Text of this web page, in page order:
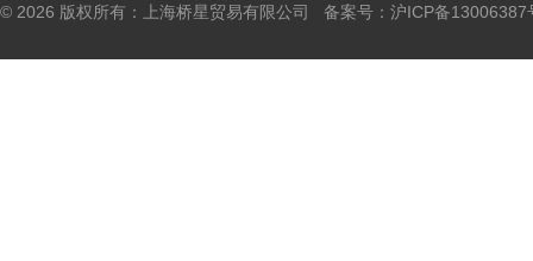
© 2026 版权所有：上海桥星贸易有限公司 备案号： 沪ICP备13006387